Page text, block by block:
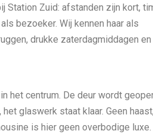
Station Zuid: afstanden zijn kort,
bezoeker. Wij kennen haar als
drukke zaterdagmiddagen en
het centrum. De deur wordt
glaswerk staat klaar. Geen haast,
is hier geen overbodige